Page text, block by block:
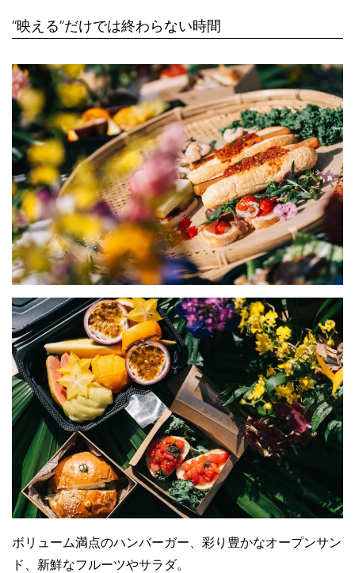
“映える”だけでは終わらない時間
ボリューム満点のハンバーガー、彩り豊かなオープンサン
ド、新鮮なフルーツやサラダ。